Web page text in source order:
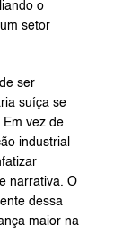
o
setor
ser
suíça se
vez de
industrial
narrativa. O
dessa
maior na